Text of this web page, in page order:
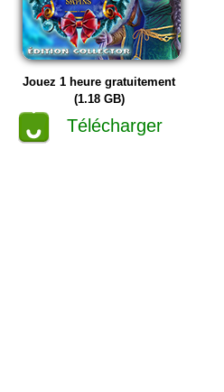
Jouez 1 heure gratuitement
(1.18 GB)
Télécharger